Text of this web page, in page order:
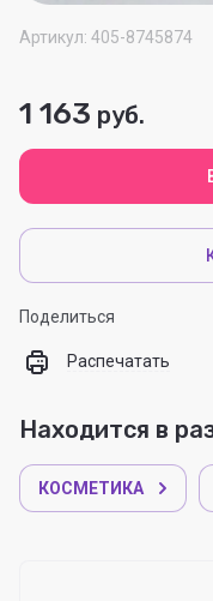
Артикул: 405-8745874
1 163 руб.
Поделиться
Распечатать
Находится в
КОСМЕТИКА